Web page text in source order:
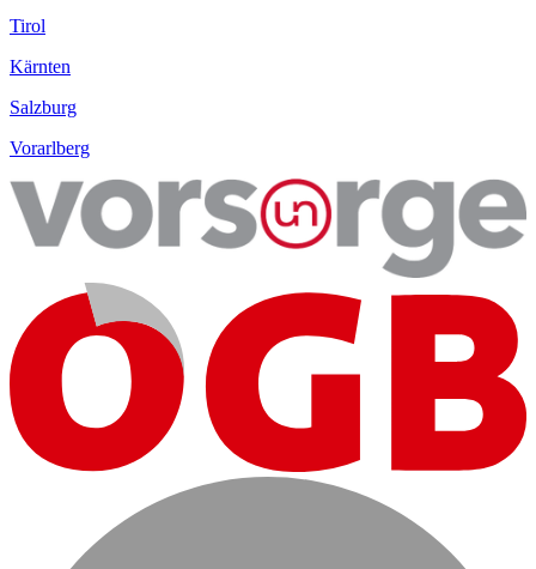
Tirol
Kärnten
Salzburg
Vorarlberg